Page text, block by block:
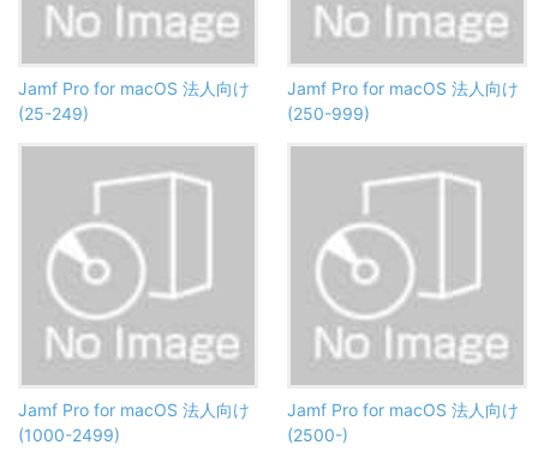
Jamf Pro for macOS 法人向け
(25-249)
Jamf Pro for macOS 法人向け
(250-999)
Jamf Pro for macOS 法人向け
(1000-2499)
Jamf Pro for macOS 法人向け
(2500-)